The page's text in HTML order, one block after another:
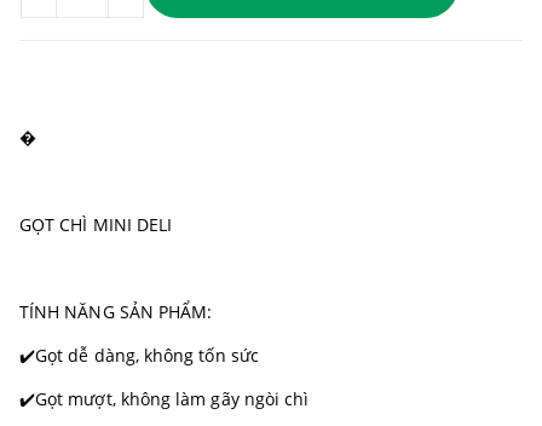
�
GỌT CHÌ MINI DELI
TÍNH NĂNG SẢN PHẨM:
✔️Gọt dễ dàng, không tốn sức
✔️Gọt mượt, không làm gãy ngòi chì